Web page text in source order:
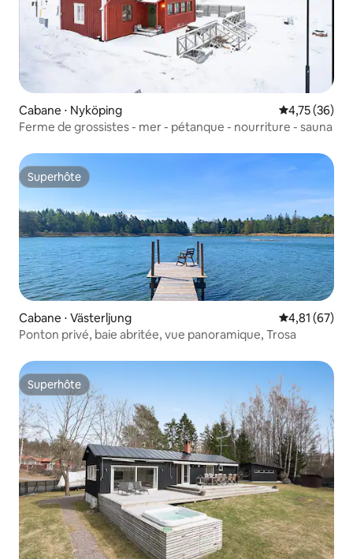
Cabane ⋅ Nyköping Évaluation
4,75 (36)
Ferme de grossistes - mer - pétanque - nourriture - sauna
Superhôte
Superhôte
Cabane ⋅ Västerljung Évaluation
4,81 (67)
Ponton privé, baie abritée, vue panoramique, Trosa
Superhôte
Superhôte